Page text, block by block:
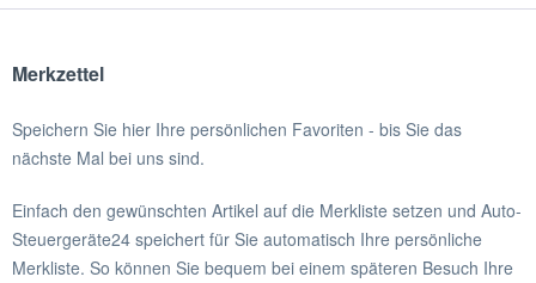
Merkzettel
Speichern Sie hier Ihre persönlichen Favoriten - bis Sie das
nächste Mal bei uns sind.
Einfach den gewünschten Artikel auf die Merkliste setzen und Auto-
Steuergeräte24 speichert für Sie automatisch Ihre persönliche
Merkliste. So können Sie bequem bei einem späteren Besuch Ihre